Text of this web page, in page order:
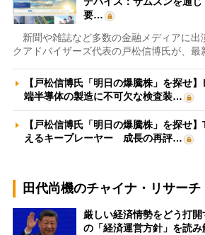
要…
新聞や雑誌など多数の金融メディアに出
クアドバイザーズ代表の戸松信博氏が、最
【戸松信博氏「明日の爆騰株」を探せ
端半導体の製造に不可欠な検査装…
【戸松信博氏「明日の爆騰株」を探せ
えるキープレーヤー 成長の再評…
田代尚機のチャイナ・リサーチ
厳しい経済情勢をどう打
の「経済運営方針」を読